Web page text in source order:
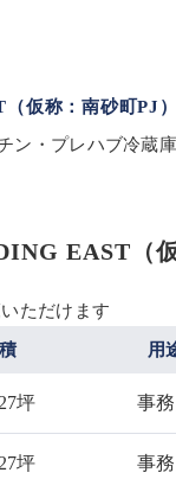
仮称：南砂町PJ
ン・プレハブ冷蔵
EAST（
ただけます
用
坪 事
坪 事